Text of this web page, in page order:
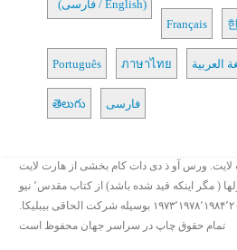
(فارسی / English)
Français
Português ภาษาไทย العربية
తెలుగు فارسی
هارت لایت. ورس آو ذ دی دات کام بخشی از هارت لایت
نت ورک است. تمام نقل قولها ( مگر اینکه قید شده باشد) از کتاب مقدس٬ نیو
انترناشنال ورژن برگرفته شده. ۱۹۷۳٬۱۹۷۸٬۱۹۸۴٬۲۰۱۱ بوسیله شرکت الحاقی بیبلیکا.
تمام حقوق چاپ در سراسر جهان محفوظ است